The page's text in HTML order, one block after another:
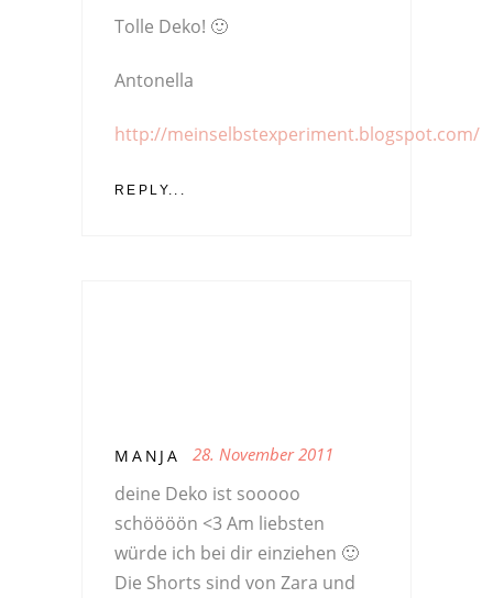
Tolle Deko! 🙂
Antonella
http://meinselbstexperiment.blogspot.com/
REPLY...
MANJA 28. November 2011
deine Deko ist sooooo
schöööön <3 Am liebsten
würde ich bei dir einziehen 🙂
Die Shorts sind von Zara und